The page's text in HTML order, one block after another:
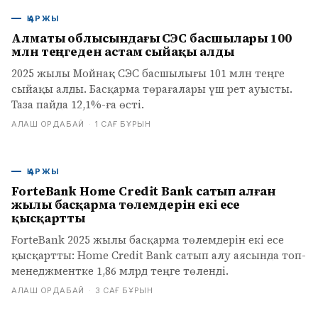
ҚАРЖЫ
Алматы облысындағы СЭС басшылары 100
млн теңгеден астам сыйақы алды
2025 жылы Мойнақ СЭС басшылығы 101 млн теңге
сыйақы алды. Басқарма төрағалары үш рет ауысты.
Таза пайда 12,1%-ға өсті.
АЛАШ ОРДАБАЙ · 1 САҒ БҰРЫН
ҚАРЖЫ
ForteBank Home Credit Bank сатып алған
жылы басқарма төлемдерін екі есе
қысқартты
ForteBank 2025 жылы басқарма төлемдерін екі есе
қысқартты: Home Credit Bank сатып алу аясында топ-
менеджментке 1,86 млрд теңге төленді.
АЛАШ ОРДАБАЙ · 3 САҒ БҰРЫН